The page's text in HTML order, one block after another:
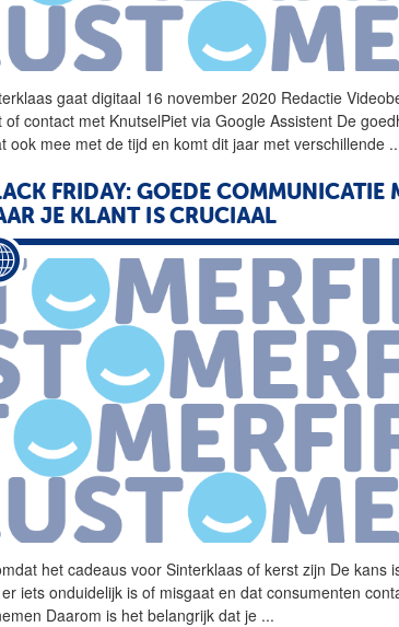
gaat digitaal 16 november 2020 Redactie
of contact met KnutselPiet via Google Assistent De
ook mee met de tijd en komt dit jaar met verschillende
FRIDAY: GOEDE COMMUNICATIE
JE KLANT IS CRUCIAAL
het cadeaus voorSinterklaas of kerst zijn De kans
iets onduidelijk is of misgaat en dat consumenten
Daarom is het belangrijk dat je ...